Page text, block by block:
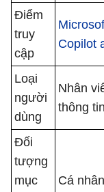
Điểm
truy
cập
Copilot
Loại
người
dùng
Nhân
thông tin
Đối
tượng
mục
Cá